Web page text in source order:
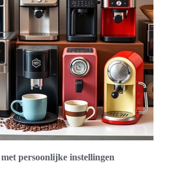
persoonlijke instellingen